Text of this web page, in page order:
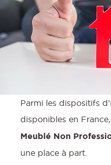
Parmi les dispositifs
disponibles en
Meublé Non
une place à part.